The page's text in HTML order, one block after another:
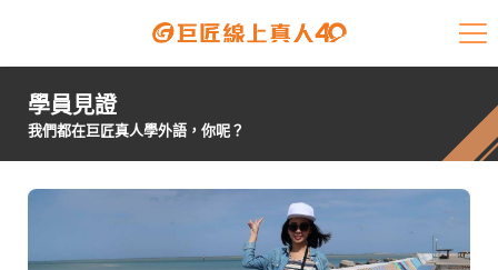
課程介紹
開課查詢
學員見證
我們都在巨匠真人學外語，你呢？